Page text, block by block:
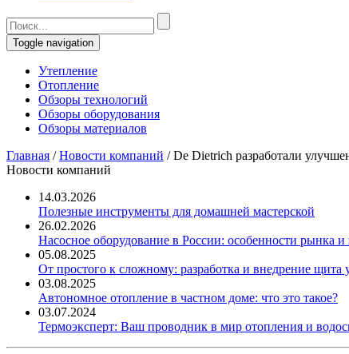
Toggle navigation
Утепление
Отопление
Обзоры технологий
Обзоры оборудования
Обзоры материалов
Главная /Новости компаний /De Dietrich разработали
Новости компаний
14.03.2026
Полезные инструменты для домашней мастерской
26.02.2026
Насосное оборудование в России: особенности рынка
05.08.2025
От простого к сложному: разработка и внедрение щита
03.08.2025
Автономное отопление в частном доме: что это такое?
03.07.2024
Термоэксперт: Ваш проводник в мир отопления и